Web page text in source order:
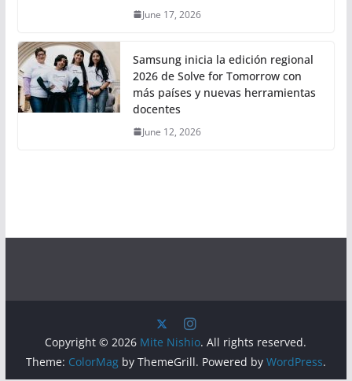
June 17, 2026
Samsung inicia la edición regional
2026 de Solve for Tomorrow con
más países y nuevas herramientas
docentes
June 12, 2026
Copyright © 2026 Mite Nishio. All rights reserved.
Theme: ColorMagby ThemeGrill. Powered by WordPress.